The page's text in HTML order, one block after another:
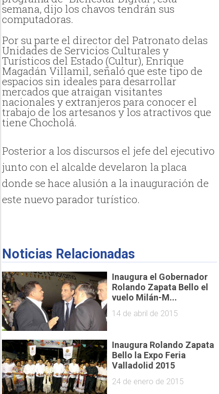
semana, dijo los chavos tendrán sus
computadoras.
Por su parte el director del Patronato delas
Unidades de Servicios Culturales y
Turísticos del Estado (Cultur), Enrique
Magadán Villamil, señaló que este tipo de
espacios sin ideales para desarrollar
mercados que atraigan visitantes
nacionales y extranjeros para conocer el
trabajo de los artesanos y los atractivos que
tiene Chocholá.
Posterior a los discursos el jefe del ejecutivo
junto con el alcalde develaron la placa
donde se hace alusión a la inauguración de
este nuevo parador turístico.
Noticias Relacionadas
Inaugura el Gobernador
Rolando Zapata Bello el
vuelo Milán-M...
14 de abril de 2015
Inaugura Rolando Zapata
Bello la Expo Feria
Valladolid 2015
24 de enero de 2015